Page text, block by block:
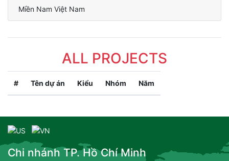
Miền Nam Việt Nam
ALL PROJECTS
# Tên dự án Kiểu Nhóm Năm
Chi nhánh TP. Hồ Chí Minh